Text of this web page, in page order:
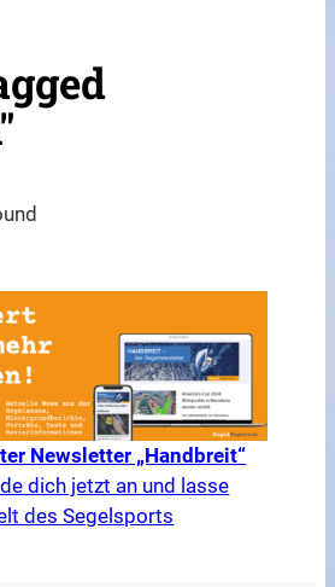
Newsletter „Handbreit“
dich jetzt an und lasse
des Segelsports